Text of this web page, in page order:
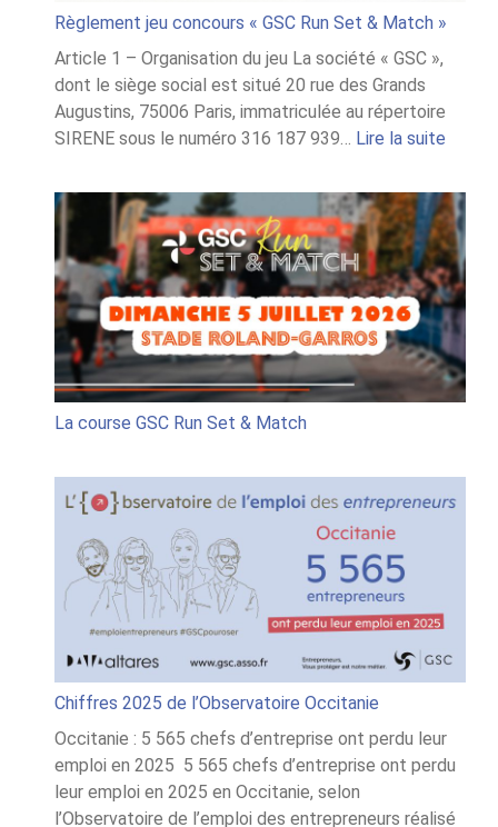
Règlement jeu concours « GSC Run Set & Match »
Article 1 – Organisation du jeu La société « GSC »,
dont le siège social est situé 20 rue des Grands
Augustins, 75006 Paris, immatriculée au répertoire
SIRENE sous le numéro 316 187 939… Lire la suite:
jeu
« GSC
Run
Set
&
Match
La course GSC Run Set & Match
Chiffres 2025 de l’Observatoire Occitanie
Occitanie : 5 565 chefs d’entreprise ont perdu leur
emploi en 2025 5 565 chefs d’entreprise ont perdu
leur emploi en 2025 en Occitanie, selon
l’Observatoire de l’emploi des entrepreneurs réalisé